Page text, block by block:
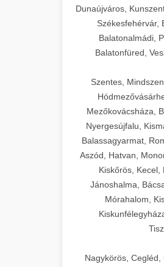
Dunaújváros,
Székesfehérvár,
Balatonalmádi,
Balatonfüred,
Szentes,
Mezőkovácsháza,
Nyergesújfalu,
Balassagyarmat,
Aszód, Hatvan,
Kiskőrös, Kecel,
Jánoshalma,
Mórahalom,
Nagykörös, Cegléd,